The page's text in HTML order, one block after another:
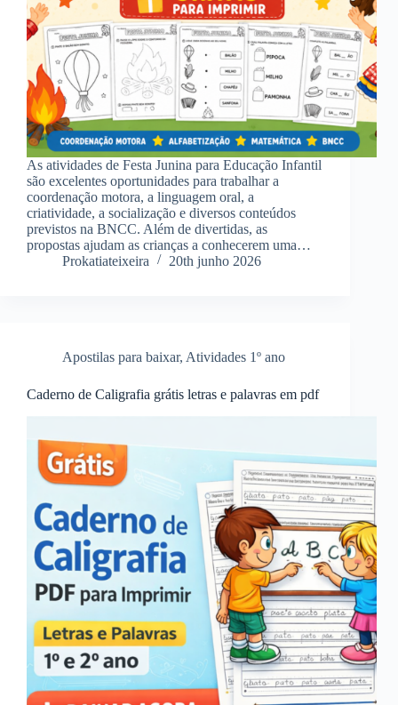
As atividades de Festa Junina para Educação Infantil
são excelentes oportunidades para trabalhar a
coordenação motora, a linguagem oral, a
criatividade, a socialização e diversos conteúdos
previstos na BNCC. Além de divertidas, as
propostas ajudam as crianças a conhecerem uma…
Prokatiateixeira
20th junho 2026
Apostilas para baixar, Atividades 1º ano
Caderno de Caligrafia grátis letras e palavras em pdf